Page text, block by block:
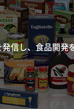
信し、食品開発